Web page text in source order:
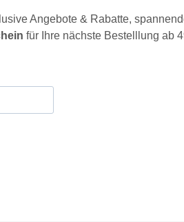
Angebote & Rabatte,
für Ihre nächste Bestelllung ab